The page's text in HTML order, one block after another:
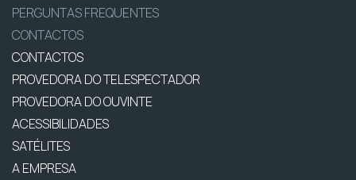
PERGUNTAS FREQUENTES
CONTACTOS
CONTACTOS
PROVEDORA DO TELESPECTADOR
PROVEDORA DO OUVINTE
ACESSIBILIDADES
SATÉLITES
A EMPRESA